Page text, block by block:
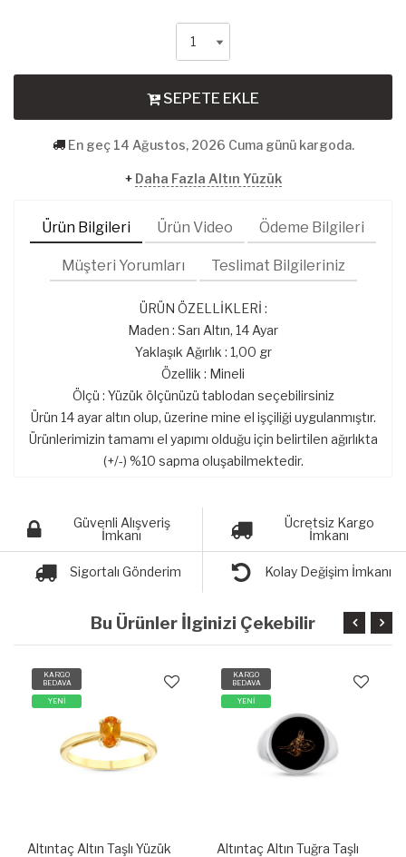
SEPETE EKLE
En geç 14 Ağustos, 2026 Cuma günü kargoda.
+ Daha Fazla Altın Yüzük
Ürün Bilgileri Ürün Video Ödeme Bilgileri
Müşteri Yorumları Teslimat Bilgileriniz
ÜRÜN ÖZELLİKLERİ :
Maden : Sarı Altın, 14 Ayar
Yaklaşık Ağırlık : 1,00 gr
Özellik : Mineli
Ölçü : Yüzük ölçünüzü tablodan seçebilirsiniz
Ürün 14 ayar altın olup, üzerine mine el işçiliği uygulanmıştır.
Ürünlerimizin tamamı el yapımı olduğu için belirtilen ağırlıkta
(+/-) %10 sapma oluşabilmektedir.
Güvenli Alışveriş
İmkanı
Ücretsiz Kargo
İmkanı
Sigortalı Gönderim Kolay Değişim İmkanı
Bu Ürünler İlginizi Çekebilir
KARGO
BEDAVA
YENİ
Altıntaç Altın Taşlı Yüzük
KARGO
BEDAVA
YENİ
Altıntaç Altın Tuğra Taşlı